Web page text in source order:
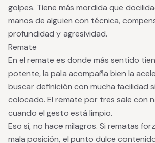
golpes. Tiene más mordida que
manos de alguien con técnica,
profundidad y agresividad.
Remate
En el remate es donde más sentido
potente, la pala acompaña bien la
buscar definición con mucha facilidad
colocado. El remate por tres sale con
cuando el gesto está limpio.
Eso sí, no hace milagros. Si rematas
mala posición, el punto dulce